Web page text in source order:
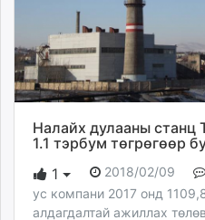
Налайх дулааны станц
1.1 тэрбум төгрөгөөр
1
2018/02/09
ус компани 2017 онд
алдагдалтай ажиллах